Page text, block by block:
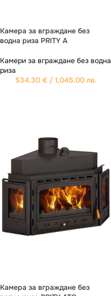
Камера за вграждане без
водна риза PRITY A
Камери за вграждане без водна
риза
534.30 € / 1,045.00 лв.
Камера за вграждане без